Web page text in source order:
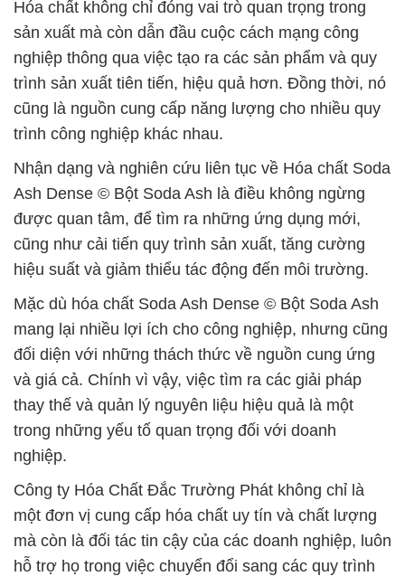
Hóa chất không chỉ đóng vai trò quan trọng trong
sản xuất mà còn dẫn đầu cuộc cách mạng công
nghiệp thông qua việc tạo ra các sản phẩm và quy
trình sản xuất tiên tiến, hiệu quả hơn. Đồng thời, nó
cũng là nguồn cung cấp năng lượng cho nhiều quy
trình công nghiệp khác nhau.
Nhận dạng và nghiên cứu liên tục về Hóa chất Soda
Ash Dense © Bột Soda Ash là điều không ngừng
được quan tâm, để tìm ra những ứng dụng mới,
cũng như cải tiến quy trình sản xuất, tăng cường
hiệu suất và giảm thiểu tác động đến môi trường.
Mặc dù hóa chất Soda Ash Dense © Bột Soda Ash
mang lại nhiều lợi ích cho công nghiệp, nhưng cũng
đối diện với những thách thức về nguồn cung ứng
và giá cả. Chính vì vậy, việc tìm ra các giải pháp
thay thế và quản lý nguyên liệu hiệu quả là một
trong những yếu tố quan trọng đối với doanh
nghiệp.
Công ty Hóa Chất Đắc Trường Phát không chỉ là
một đơn vị cung cấp hóa chất uy tín và chất lượng
mà còn là đối tác tin cậy của các doanh nghiệp, luôn
hỗ trợ họ trong việc chuyển đổi sang các quy trình